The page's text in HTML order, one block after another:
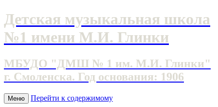
Детская музыкальная школа
№1 имени М.И. Глинки
МБУДО "ДМШ № 1 им. М.И. Глинки"
г. Смоленска. Год основания: 1906
Меню Перейти к содержимому